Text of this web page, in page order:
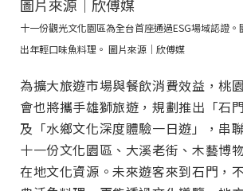
十一份觀光文化園區為全台首座通過ESG場域認證
出年輕口味魚料理。 圖片來源｜欣傅媒
為擴大旅遊市場與餐飲消費效益，桃
會也將攜手雄獅旅遊，規劃推出「石
及「水鄉文化深度體驗一日遊」，串
十一份文化園區、大溪老街、木藝博
在地文化資源。未來遊客來到石門，